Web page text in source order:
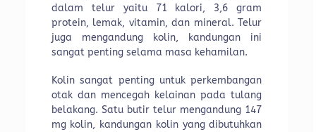
dalam telur yaitu 71 kalori, 3,6 gram
protein, lemak, vitamin, dan mineral. Telur
juga mengandung kolin, kandungan ini
sangat penting selama masa kehamilan.
Kolin sangat penting untuk perkembangan
otak dan mencegah kelainan pada tulang
belakang. Satu butir telur mengandung 147
mg kolin, kandungan kolin yang dibutuhkan